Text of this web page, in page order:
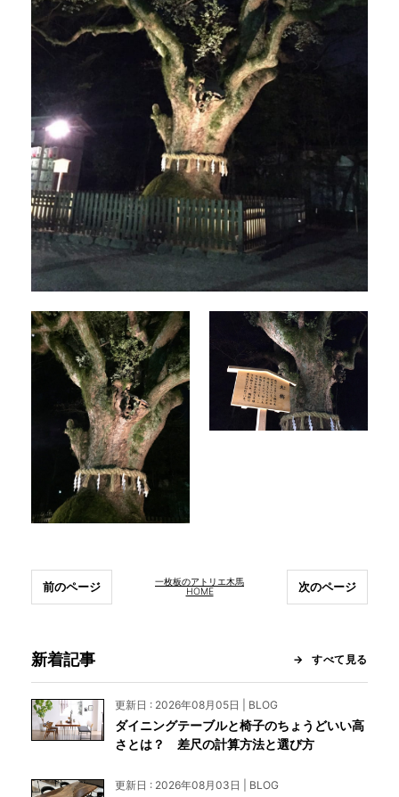
一枚板のアトリエ木馬
HOME
前のページ 次のページ
新着記事 すべて見る
更新日 : 2026年08月05日 | BLOG
ダイニングテーブルと椅子のちょうどいい高
さとは？ 差尺の計算方法と選び方
更新日 : 2026年08月03日 | BLOG